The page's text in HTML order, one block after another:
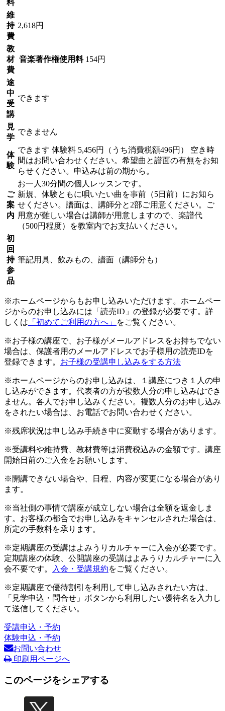
料
維
持
費
2,618円
教
材
費
音楽著作権使用料 154円
途
中
受
講
できます
見
学
できません
体
験
できます 体験料 5,456円（うち消費税額496円） 空き時
間はお問い合わせください。希望曲と譜面の有無をお知
らせください。申込みは前の期から。
ご
案
内
お一人30分間の個人レッスンです。
新規、体験ともに唄いたい曲を事前（5日前）にお知ら
せください。譜面は、講師分と2部ご用意ください。ご
用意が難しい場合は講師が用意しますので、楽譜代
（500円程度）を教室内でお支払いください。
初
回
持
参
品
筆記用具、飲みもの、譜面（講師分も）
※ホームページからもお申し込みいただけます。ホームペー
ジからのお申し込みには「読売ID」の登録が必要です。詳
しくは 「初めてご利用の方へ」 をご覧ください。
※お子様の講座で、お子様がメールアドレスをお持ちでない
場合は、保護者用のメールアドレスでお子様用の読売IDを
登録できます。 お子様の受講申し込みをする方法
※ホームページからのお申し込みは、１講座につき１人の申
し込みができます。代表者の方が複数人分の申し込みはでき
ません。各人でお申し込みください。複数人分のお申し込み
をされたい場合は、お電話でお問い合わせください。
※残席状況は申し込み手続き中に変動する場合があります。
※受講料や維持費、教材費等は消費税込みの金額です。講座
開始日前のご入金をお願いします。
※開講できない場合や、日程、内容が変更になる場合があり
ます。
※当社側の事情で講座が成立しない場合は全額を返金しま
す。お客様の都合でお申し込みをキャンセルされた場合は、
所定の手数料を承ります。
※定期講座の受講はよみうりカルチャーに入会が必要です。
定期講座の体験、公開講座の受講はよみうりカルチャーに入
会不要です。
入会・受講規約をご覧ください。
※定期講座で優待割引を利用して申し込みされたい方は、
「見学申込・問合せ」ボタンから利用したい優待名を入力し
て送信してください。
受講申込・予約
体験申込・予約
お問い合わせ
印刷用ページへ
このページをシェアする